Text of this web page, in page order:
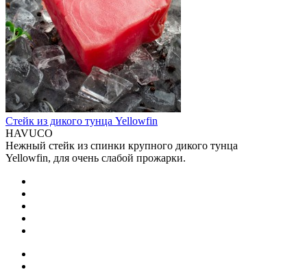
Стейк из дикого тунца Yellowfin
HAVUCO
Нежный стейк из спинки крупного дикого тунца
Yellowfin, для очень слабой прожарки.